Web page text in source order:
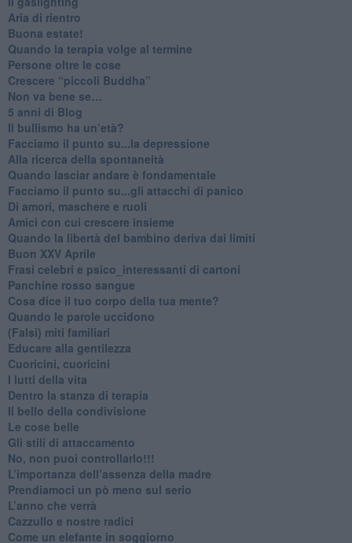
Aria di rientro
Buona estate!
​Quando la terapia volge al termine
​Persone oltre le cose
​Crescere “piccoli Buddha”
Non va bene se…
​5 anni di Blog
​Il bullismo ha un’età?
Facciamo il punto su...la depressione
​Alla ricerca della spontaneità
​Quando lasciar andare è fondamentale
Facciamo il punto su...gli attacchi di panico
Di amori, maschere e ruoli
​Amici con cui crescere insieme
​Quando la libertà del bambino deriva dai limiti
Buon XXV Aprile
​Frasi celebri e psico_interessanti di cartoni
​Panchine rosso sangue
​Cosa dice il tuo corpo della tua mente?
​Quando le parole uccidono
​(Falsi) miti familiari
​Educare alla gentilezza
​Cuoricini, cuoricini
I lutti della vita
​Dentro la stanza di terapia
​Il bello della condivisione
Le cose belle
​Gli stili di attaccamento
No, non puoi controllarlo!!!
​L’importanza dell’assenza della madre
​Prendiamoci un pò meno sul serio
​L’anno che verrà
​Cazzullo e nostre radici
​Come un elefante in soggiorno